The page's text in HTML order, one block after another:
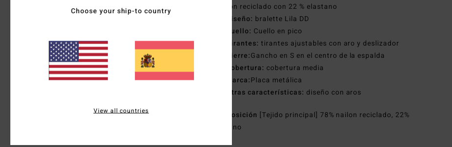
nailon reciclado con 22 % elastano
Diseño: bralette Lila DD
Cuello: Cuello en pico
Tirantes: tirantes ajustables con aro y deslizador
Cierre:Gancho en S en el centro de la espalda
Cobertura: cobertura media
Marca:Placa metálica
Otras características: diseño con aros
Composición [Tejido principal] 78% nailon reciclado, 22%
elastano
Choose your ship-to country
View all countries